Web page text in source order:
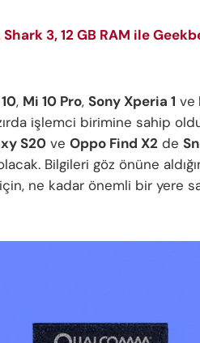
3, 12 GB RAM ile
, Mi 10 Pro, Sony Xperia 1 ve
işlemci birimine sahip
S20 ve Oppo Find X2 de
Bilgileri göz önüne
ne kadar önemli bir yere